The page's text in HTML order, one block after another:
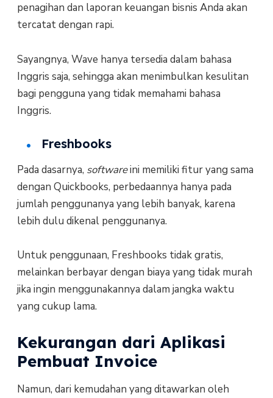
penagihan dan laporan keuangan bisnis Anda akan
tercatat dengan rapi.
Sayangnya, Wave hanya tersedia dalam bahasa
Inggris saja, sehingga akan menimbulkan kesulitan
bagi pengguna yang tidak memahami bahasa
Inggris.
Freshbooks
Pada dasarnya, softwareini memiliki fitur yang sama
dengan Quickbooks, perbedaannya hanya pada
jumlah penggunanya yang lebih banyak, karena
lebih dulu dikenal penggunanya.
Untuk penggunaan, Freshbooks tidak gratis,
melainkan berbayar dengan biaya yang tidak murah
jika ingin menggunakannya dalam jangka waktu
yang cukup lama.
Kekurangan dari Aplikasi
Pembuat Invoice
Namun, dari kemudahan yang ditawarkan oleh